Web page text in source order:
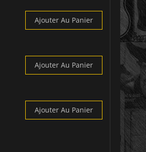
Ajouter Au Panier
Ajouter Au Panier
Ajouter Au Panier